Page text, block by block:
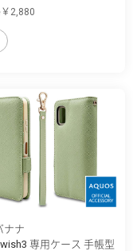
2,880
ナナ
専用ケース 手帳型